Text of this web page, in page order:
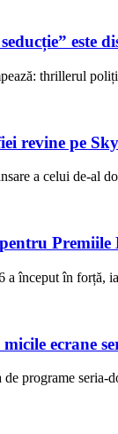
este
thrillerul
revine pe
a celui de-
a început în forță,
ecrane
programe